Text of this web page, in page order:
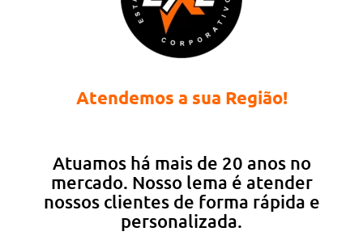
Atendemos a sua Região!
Atuamos há mais de 20 anos no
mercado. Nosso lema é atender
nossos clientes de forma rápida e
personalizada.